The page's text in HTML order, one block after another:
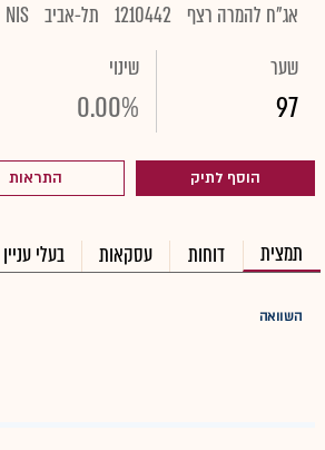
אג"ח להמרה רצף 1210442 תל-אביב NIS
שער
97
שינוי
0.00%
הוסף לתיק התראות
תמצית דוחות עסקאות בעלי עניין
השוואה